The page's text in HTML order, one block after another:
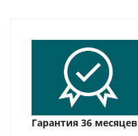
Гарантия 36 месяцев